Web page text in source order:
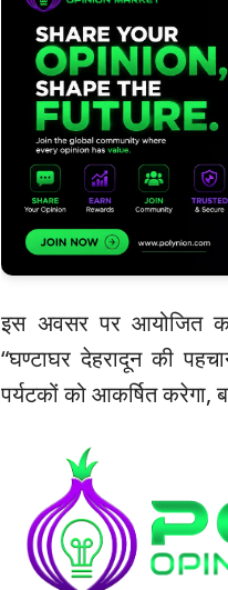
इस अवसर पर आयोजित
“घण्टाघर देहरादून की
पर्यटकों को आकर्षित करेगा,